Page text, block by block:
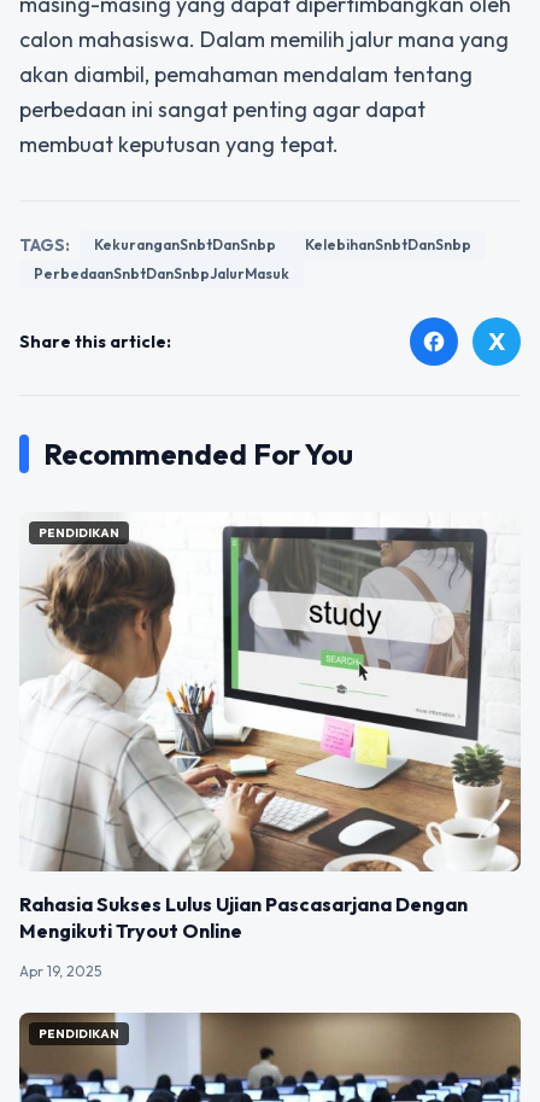
calon mahasiswa. Dalam memilih jalur mana yang
akan diambil, pemahaman mendalam tentang
perbedaan ini sangat penting agar dapat
membuat keputusan yang tepat.
TAGS: KekuranganSnbtDanSnbp
KelebihanSnbtDanSnbp
PerbedaanSnbtDanSnbpJalurMasuk
Share this article: facebook X
Recommended For You
PENDIDIKAN
Rahasia Sukses Lulus Ujian Pascasarjana Dengan
Mengikuti Tryout Online
Apr 19, 2025
PENDIDIKAN